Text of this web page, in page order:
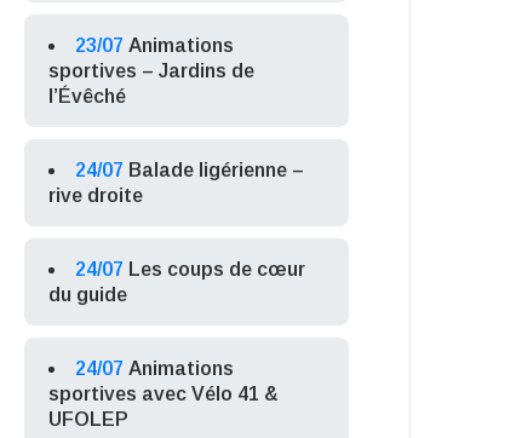
23/07 Animations
sportives – Jardins de
l’Évêché
24/07 Balade ligérienne –
rive droite
24/07 Les coups de cœur
du guide
24/07 Animations
sportives avec Vélo 41 &
UFOLEP